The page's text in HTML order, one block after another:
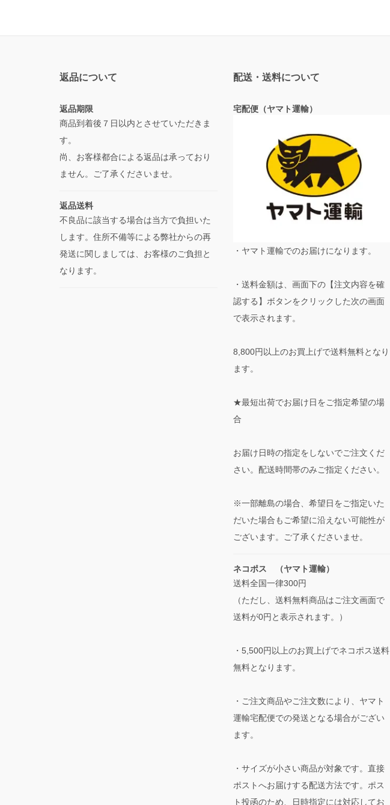
返品について
返品期限
商品到着後７日以内とさせていただきま
す。
尚、お客様都合による返品は承っており
ません。ご了承くださいませ。
返品送料
不良品に該当する場合は当方で負担いた
します。住所不備等による弊社からの再
発送に関しましては、お客様のご負担と
なります。
配送・送料について
宅配便（ヤマト運輸）
・ヤマト運輸でのお届けになります。
・送料金額は、画面下の【注文内容を確
認する】ボタンをクリックした次の画面
で表示されます。
8,800円以上のお買上げで送料無料となり
ます。
★最短出荷でお届け日をご指定希望の場
合
お届け日時の指定をしないでご注文くだ
さい。配送時間帯のみご指定ください。
※一部離島の場合、希望日をご指定いた
だいた場合もご希望に沿えない可能性が
ございます。ご了承くださいませ。
ネコポス （ヤマト運輸）
送料全国一律300円
（ただし、送料無料商品はご注文画面で
送料が0円と表示されます。）
・5,500円以上のお買上げでネコポス送料
無料となります。
・ご注文商品やご注文数により、ヤマト
運輸宅配便での発送となる場合がござい
ます。
・サイズが小さい商品が対象です。直接
ポストへお届けする配送方法です。ポス
ト投函のため、日時指定には対応してお